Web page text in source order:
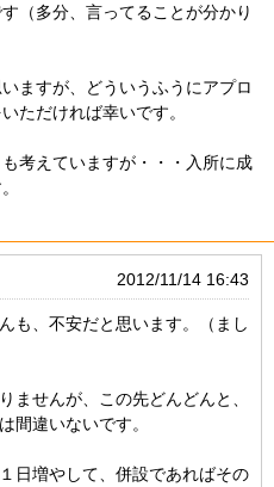
（多分、言ってることが分かり
ますが、どういうふうにアプロ
ただければ幸いです。
考えていますが・・・入所に成
2012/11/14 16:43
も、不安だと思います。（まし
ませんが、この先どんどんと、
間違いないです。
日増やして、併設であればその